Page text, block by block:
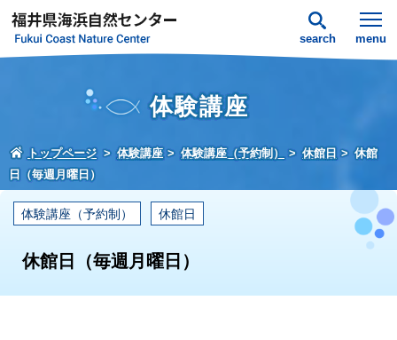
search menu
体験講座
トップページ 体験講座 体験講座（予約制） 休館日
休館
日（毎週月曜日）
体験講座（予約制） 休館日
休館日（毎週月曜日）